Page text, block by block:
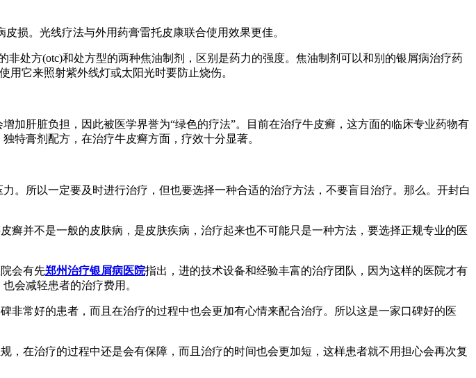
损。光线疗法与外用药膏雷托皮康联合使用效果更佳。
处方(otc)和处方型的两种焦油制剂，区别是药力的强度。焦油制剂可以和别的银屑病治疗药
它来照射紫外线灯或太阳光时要防止烧伤。
加肝脏负担，因此被医学界誉为“绿色的疗法”。目前在治疗牛皮癣，这方面的临床专业药物有
特膏剂配方，在治疗牛皮癣方面，疗效十分显著。
。所以一定要及时进行治疗，但也要选择一种合适的治疗方法，不要盲目治疗。那么。开封白
并不是一般的皮肤病，是皮肤疾病，治疗起来也不可能只是一种方法，要选择正规专业的医
会有先郑州治疗银屑病医院指出，进的技术设备和经验丰富的治疗团队，因为这样的医院才有
会减轻患者的治疗费用。
常好的患者，而且在治疗的过程中也会更加有心情来配合治疗。所以这是一家口碑好的医
在治疗的过程中还是会有保障，而且治疗的时间也会更加短，这样患者就不用担心会再次复